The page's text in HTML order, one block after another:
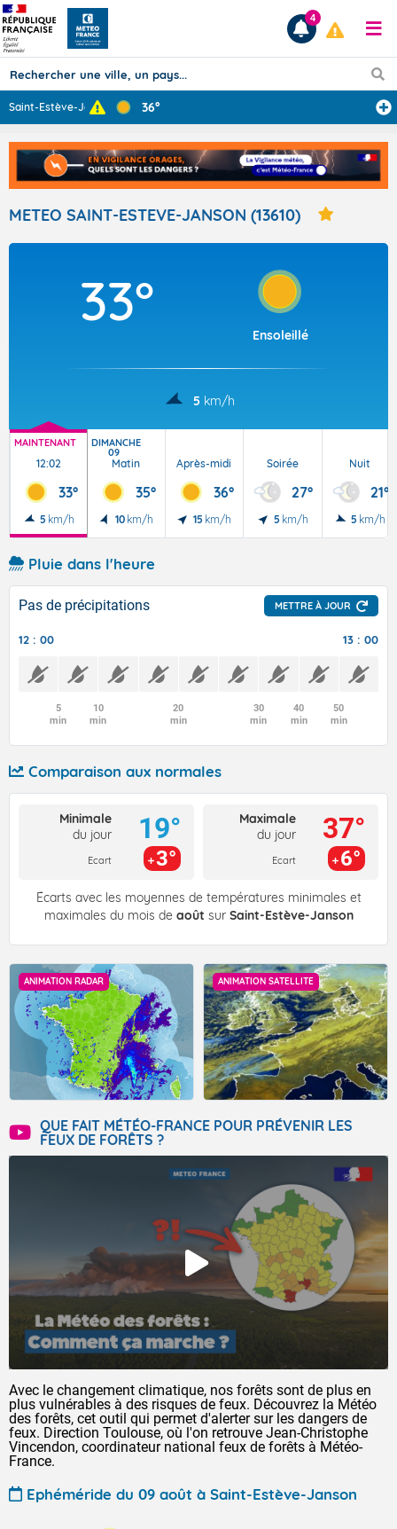
Prévisions
TOUS LES RÉSULTATS
Articles
4
Saint-Estève-Ja ... 36°
METEO SAINT-ESTEVE-JANSON (13610)
33°
Ensoleillé
5 km/h
MAINTENANT
12:02
33°
5 km/h
DIMANCHE
09
Matin
35°
10 km/h
Après-midi
36°
15 km/h
Soirée
27°
5 km/h
Nuit
21°
5 km/h
Pluie dans l'heure
Pas de précipitations METTRE À JOUR
12 : 00 13 : 00
5
min
10
min
20
min
30
min
40
min
50
min
Comparaison aux normales
Minimale
du jour
Ecart
19°
3°
Maximale
du jour
Ecart
37°
6°
Écarts avec les moyennes de températures minimales et
maximales du mois de août sur Saint-Estève-Janson
ANIMATION RADAR ANIMATION SATELLITE
QUE FAIT MÉTÉO-FRANCE POUR PRÉVENIR LES
FEUX DE FORÊTS ?
Avec le changement climatique, nos forêts sont de plus en
plus vulnérables à des risques de feux. Découvrez la Météo
des forêts, cet outil qui permet d'alerter sur les dangers de
feux. Direction Toulouse, où l'on retrouve Jean-Christophe
Vincendon, coordinateur national feux de forêts à Météo-
France.
Ephéméride du 09 août à Saint-Estève-Janson